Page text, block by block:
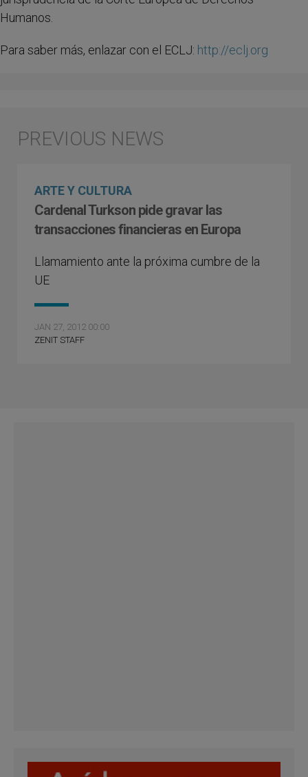
Humanos.
Para saber más, enlazar con el ECLJ: http://eclj.org
ARTE Y CULTURA
Cardenal Turkson pide gravar las
transacciones financieras en Europa
Llamamiento ante la próxima cumbre de la
UE
JAN 27, 2012 00:00
ZENIT STAFF